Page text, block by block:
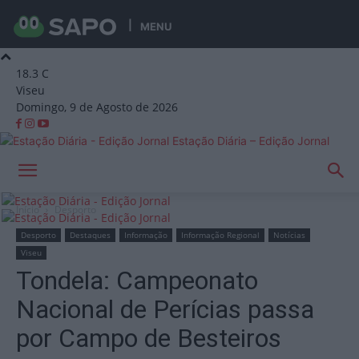
MENU
18.3 C
Viseu
Domingo, 9 de Agosto de 2026
Estação Diária – Edição Jornal
Início Desporto
Desporto Destaques Informação Informação Regional
Notícias
Viseu
Tondela: Campeonato
Nacional de Perícias passa
por Campo de Besteiros